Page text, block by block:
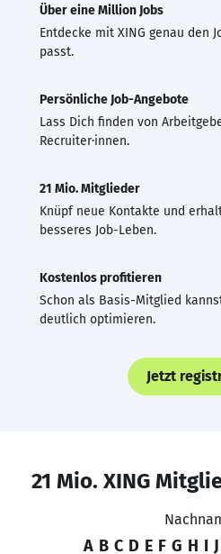
Über eine Million Jobs
Entdecke mit XING genau den
passt.
Persönliche Job-Angebote
Lass Dich finden von
Recruiter·innen.
21 Mio. Mitglieder
Knüpf neue Kontakte und
besseres Job-Leben.
Kostenlos profitieren
Schon als Basis-Mitglied
deutlich optimieren.
Jetzt
21 Mio. XING
A B C D E F G H I J